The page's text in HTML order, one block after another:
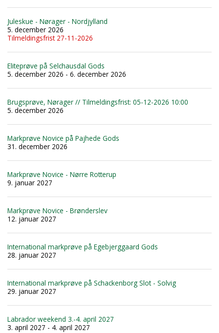
Juleskue - Nørager - Nordjylland
5. december 2026
Tilmeldingsfrist 27-11-2026
Eliteprøve på Selchausdal Gods
5. december 2026 - 6. december 2026
Brugsprøve, Nørager // Tilmeldingsfrist: 05-12-2026 10:00
5. december 2026
Markprøve Novice på Pajhede Gods
31. december 2026
Markprøve Novice - Nørre Rotterup
9. januar 2027
Markprøve Novice - Brønderslev
12. januar 2027
International markprøve på Egebjerggaard Gods
28. januar 2027
International markprøve på Schackenborg Slot - Solvig
29. januar 2027
Labrador weekend 3.-4. april 2027
3. april 2027 - 4. april 2027